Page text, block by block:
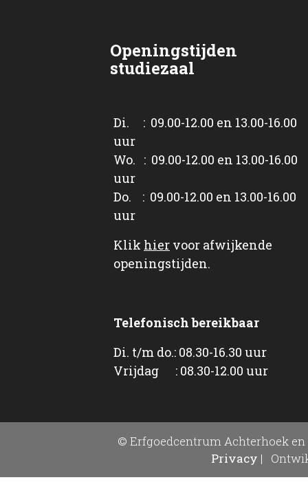
Openingstijden
studiezaal
Di. : 09.00-12.00 en 13.00-16.00
uur
Wo. : 09.00-12.00 en 13.00-16.00
uur
Do. : 09.00-12.00 en 13.00-16.00
uur
Klik hier voor afwijkende
openingstijden.
Telefonisch bereikbaar
Di. t/m do.: 08.30-16.30 uur
Vrijdag : 08.30-12.00 uur
© Erfgoedcentrum Achterhoek en
Privacy |